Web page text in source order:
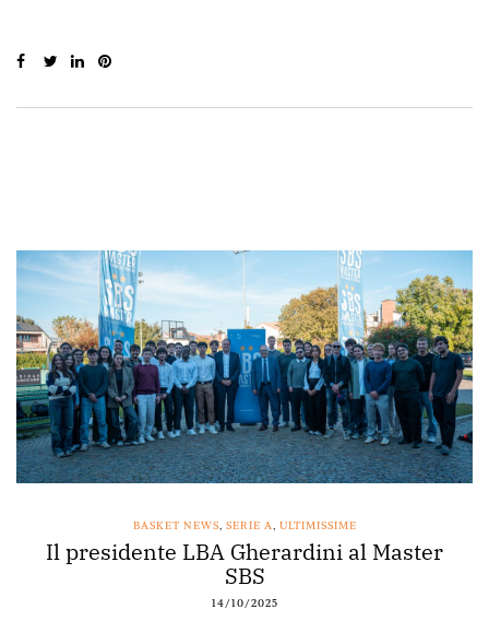
BASKET NEWS, SERIE A, ULTIMISSIME
Il presidente LBA Gherardini al Master
SBS
14/10/2025